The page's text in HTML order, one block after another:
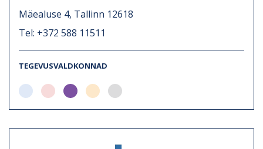
Mäealuse 4, Tallinn 12618
Tel: +372 588 11511
TEGEVUSVALDKONNAD